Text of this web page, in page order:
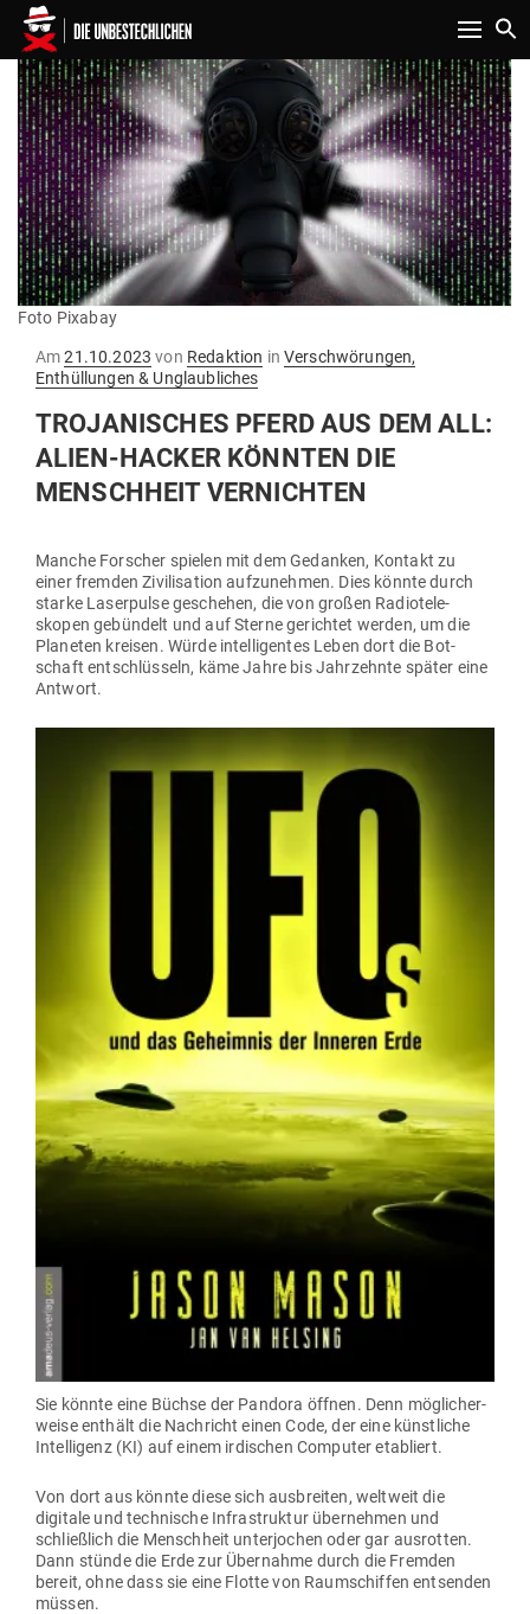
Toggle
Foto Pixabay
AmGepostet
am
21.10.2023 von Redaktion in Verschwörungen,
Enthüllungen & Unglaubliches
TRO­JA­NI­SCHES PFERD AUS DEM ALL:
ALIEN-HACKER KÖNNTEN DIE
MENSCHHEIT VERNICHTEN
Manche For­scher spielen mit dem Gedanken, Kontakt zu
einer fremden Zivi­li­sation auf­zu­nehmen. Dies könnte durch
starke Laser­pulse geschehen, die von großen Radio­te­le­
skopen gebündelt und auf Sterne gerichtet werden, um die
Pla­neten kreisen. Würde intel­li­gentes Leben dort die Bot­
schaft ent­schlüsseln, käme Jahre bis Jahr­zehnte später eine
Antwort.
Sie könnte eine Büchse der Pandora öffnen. Denn mög­li­cher­
weise enthält die Nach­richt einen Code, der eine künst­liche
Intel­ligenz (KI) auf einem irdi­schen Com­puter etabliert.
Von dort aus könnte diese sich aus­breiten, weltweit die
digitale und tech­nische Infra­struktur über­nehmen und
schließlich die Menschheit unter­jochen oder gar aus­rotten.
Dann stünde die Erde zur Über­nahme durch die Fremden
bereit, ohne dass sie eine Flotte von Raum­schiffen ent­senden
müssen.